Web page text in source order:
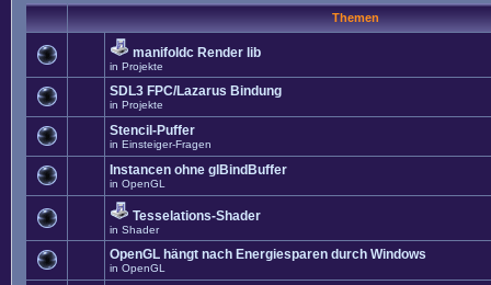
Themen
manifoldc Render lib
in Projekte
SDL3 FPC/Lazarus Bindung
in Projekte
Stencil-Puffer
in Einsteiger-Fragen
Instancen ohne glBindBuffer
in OpenGL
Tesselations-Shader
in Shader
OpenGL hängt nach Energiesparen durch Windows
in OpenGL